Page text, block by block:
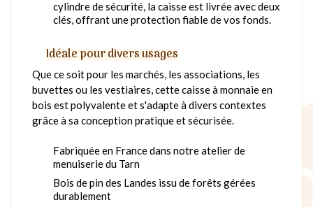
cylindre de sécurité, la caisse est livrée avec deux
clés, offrant une protection fiable de vos fonds.
Idéale pour divers usages
Que ce soit pour les marchés, les associations, les
buvettes ou les vestiaires, cette caisse à monnaie en
bois est polyvalente et s'adapte à divers contextes
grâce à sa conception pratique et sécurisée.
Fabriquée en France dans notre atelier de
menuiserie du Tarn
Bois de pin des Landes issu de forêts gérées
durablement